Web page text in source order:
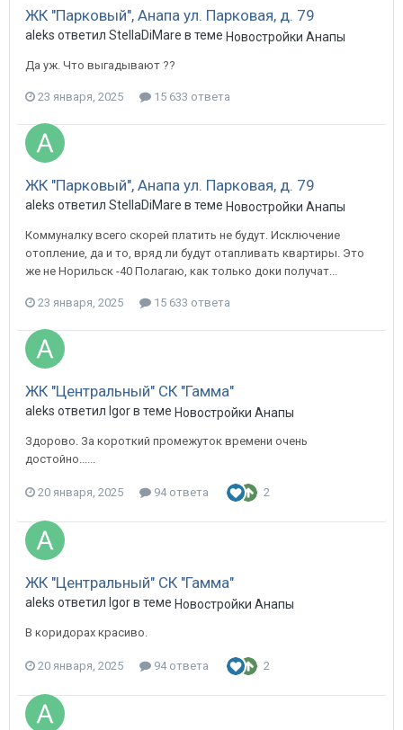
ЖК "Парковый", Анапа ул. Парковая, д. 79
aleks ответил StellaDiMare в теме Новостройки Анапы
Да уж. Что выгадывают ??
23 января, 2025 15 633 ответа
ЖК "Парковый", Анапа ул. Парковая, д. 79
aleks ответил StellaDiMare в теме Новостройки Анапы
Коммуналку всего скорей платить не будут. Исключение
отопление, да и то, вряд ли будут отапливать квартиры. Это
же не Норильск -40 Полагаю, как только доки получат...
23 января, 2025 15 633 ответа
ЖК "Центральный" СК "Гамма"
aleks ответил Igor в теме Новостройки Анапы
Здорово. За короткий промежуток времени очень
достойно......
20 января, 2025 94 ответа 2
ЖК "Центральный" СК "Гамма"
aleks ответил Igor в теме Новостройки Анапы
В коридорах красиво.
20 января, 2025 94 ответа 2